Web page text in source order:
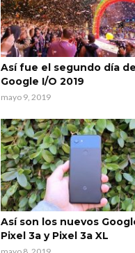
Así fue el segundo día
Google I/O 2019
mayo 9, 2019
Así son los nuevos
Pixel 3a y Pixel 3a XL